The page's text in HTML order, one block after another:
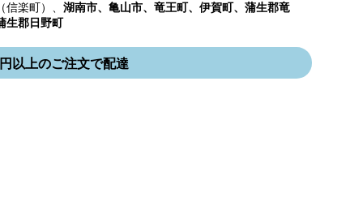
信楽町）、 湖南市、亀山市、竜王町、伊賀町、蒲生郡竜
生郡日野町
以上のご注文で配達